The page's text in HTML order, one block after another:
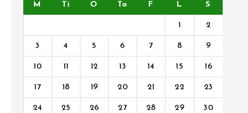
M Ti O To F L S
1 2
3 4 5 6 7 8 9
10 11 12 13 14 15 16
17 18 19 20 21 22 23
24 25 26 27 28 29 30